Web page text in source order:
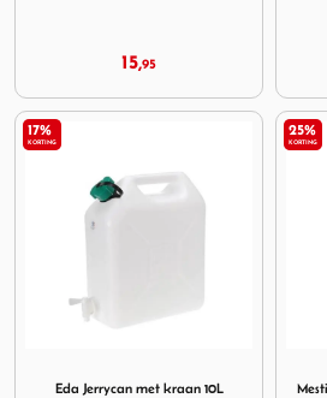
15,95
17%
KORTING
Eda Jerrycan met kraan 10L
25%
KORTING